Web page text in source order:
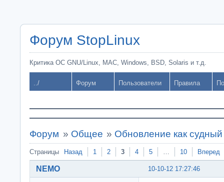
Форум StopLinux
Критика ОС GNU/Linux, MAC, Windows, BSD, Solaris и т.д.
../ Форум Пользователи Правила
Форум » Общее » Обновление как
Страницы Назад 1 2 3 4 5 … 10 Вперед
10-10-12 17:27:46
NEMO